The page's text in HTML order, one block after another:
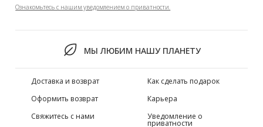
Ознакомьтесь с нашим уведомлением о приватности.
МЫ ЛЮБИМ НАШУ ПЛАНЕТУ
Доставка и возврат
Оформить возврат
Свяжитесь с нами
Как сделать подарок
Карьера
Уведомление о
приватности